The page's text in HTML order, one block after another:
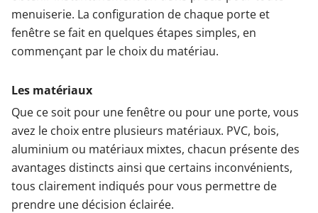
menuiserie. La configuration de chaque porte et
fenêtre se fait en quelques étapes simples, en
commençant par le choix du matériau.
Les matériaux
Que ce soit pour une fenêtre ou pour une porte, vous
avez le choix entre plusieurs matériaux. PVC, bois,
aluminium ou matériaux mixtes, chacun présente des
avantages distincts ainsi que certains inconvénients,
tous clairement indiqués pour vous permettre de
prendre une décision éclairée.